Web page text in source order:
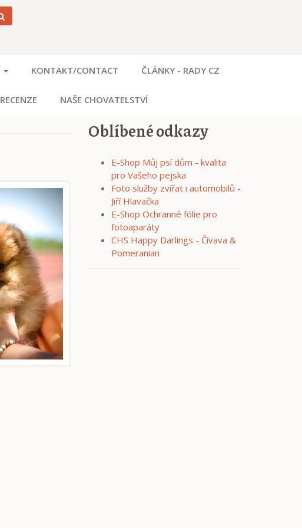
KONTAKT/CONTACT ČLÁNKY - RADY CZ
RECENZE NAŠE CHOVATELSTVÍ
Oblíbené odkazy
E-Shop Můj psí dům - kvalita
pro Vašeho pejska
Foto služby zvířat i automobilů -
Jiří Hlavačka
E-Shop Ochranné fólie pro
fotoaparáty
CHS Happy Darlings - Čivava &
Pomeranian